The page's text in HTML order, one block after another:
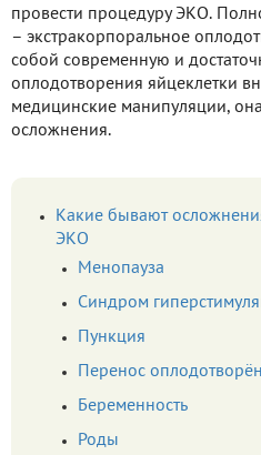
провести процедуру ЭКО.
– экстракорпоральное
собой современную и
оплодотворения яйцеклетки
медицинские манипуляции,
осложнения.
Какие бывают
ЭКО
Менопауза
Синдром
Пункция
Перенос
Беременность
Роды